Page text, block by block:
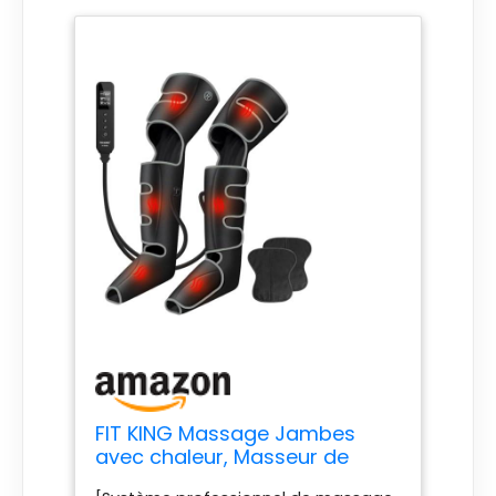
pour votre parent âgé qui a besoin
jambes. C'est un masseur de jambes
pour la récupération musculaire
n'importe où, glissez votre masseur
de jambes dans votre sac à main et
emmenez-le entre le bureau et la
salle de sport avec facilité. [Marque
FIT KING fiable] -FIT KING est réputé
pour la qualité de ses produits et
offre une garantie de 24 mois. La
machine de compression des
jambes serait un excellent cadeau
pour les membres de votre famille,
de Noël, d'un anniversaire, de la fête
des mères ou d'un anniversaire de
mariage.
FIT KING Massage Jambes
avec chaleur, Masseur de